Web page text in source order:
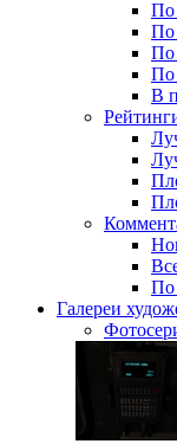
По
По
По
По
В
По
Галереи